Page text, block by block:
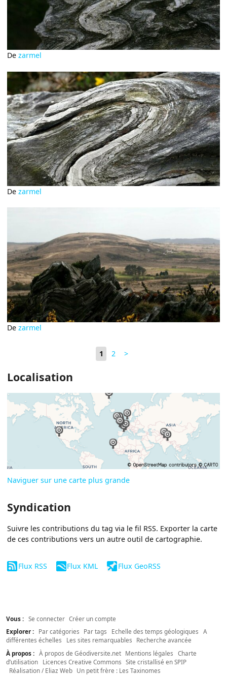
Dezarmel
Dezarmel
Dezarmel
1 2 >
Localisation
Naviguer sur une carte plus grande
Syndication
Suivre les contributions du tag via le fil RSS. Exporter la carte
de ces contributions vers un autre outil de cartographie.
Flux RSS Flux KML Flux GeoRSS
Vous : Se connecter Créer un compte
Explorer :
Par catégories Par tags Echelle des temps géologiques
A
différentes échelles
Les sites remarquables
Recherche avancée
À propos : À propos de Géodiversite.net Mentions légales
Charte
d’utilisation
Licences Creative Commons Site cristallisé en SPIP
Réalisation / Eliaz Web Un petit frère : Les Taxinomes